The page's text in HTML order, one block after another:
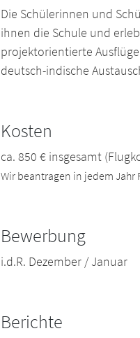
Die Schülerinnen und
ihnen die Schule und
projektorientierte
deutsch-indische
Kosten
ca. 850 € insgesamt
Wir beantragen in jedem Jahr
Bewerbung
i.d.R. Dezember / Januar
Berichte